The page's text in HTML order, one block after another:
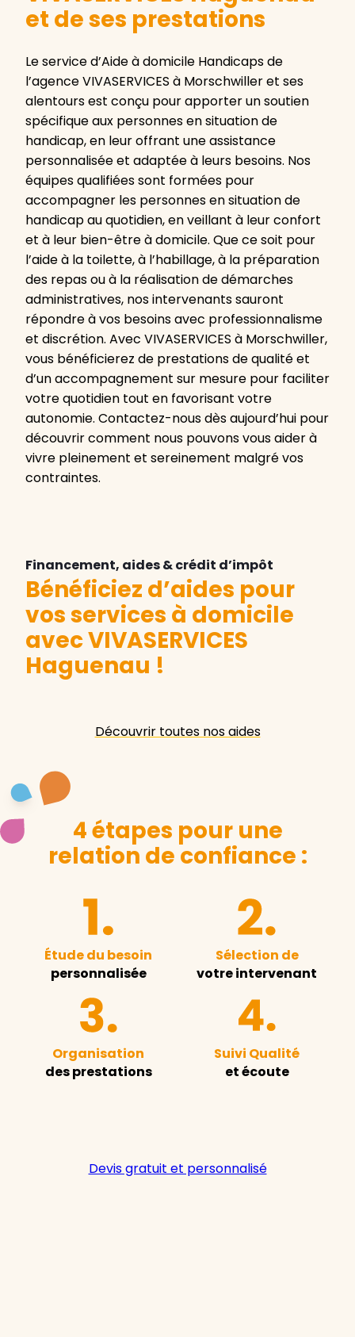
et de ses prestations
Le service d’Aide à domicile Handicaps de
l’agence VIVASERVICES à Morschwiller et ses
alentours est conçu pour apporter un soutien
spécifique aux personnes en situation de
handicap, en leur offrant une assistance
personnalisée et adaptée à leurs besoins. Nos
équipes qualifiées sont formées pour
accompagner les personnes en situation de
handicap au quotidien, en veillant à leur confort
et à leur bien-être à domicile. Que ce soit pour
l’aide à la toilette, à l’habillage, à la préparation
des repas ou à la réalisation de démarches
administratives, nos intervenants sauront
répondre à vos besoins avec professionnalisme
et discrétion. Avec VIVASERVICES à Morschwiller,
vous bénéficierez de prestations de qualité et
d’un accompagnement sur mesure pour faciliter
votre quotidien tout en favorisant votre
autonomie. Contactez-nous dès aujourd’hui pour
découvrir comment nous pouvons vous aider à
vivre pleinement et sereinement malgré vos
contraintes.
Financement, aides & crédit d’impôt
Bénéficiez d’aides pour
vos services à domicile
avec VIVASERVICES
Haguenau !
Découvrir toutes nos aides
4 étapes pour une
relation de confiance :
Étude du besoin
personnalisée
Sélection de
votre intervenant
Organisation
des prestations
Suivi Qualité
et écoute
Devis gratuit et personnalisé